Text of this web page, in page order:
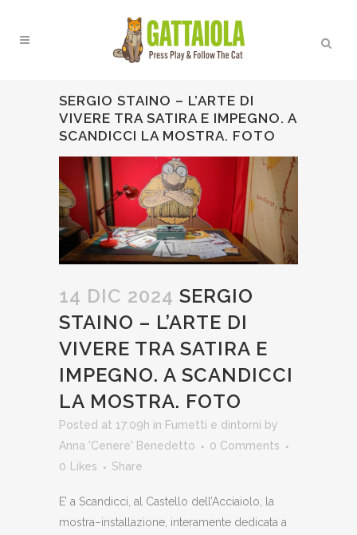
SERGIO STAINO – L’ARTE DI
VIVERE TRA SATIRA E IMPEGNO. A
SCANDICCI LA MOSTRA. FOTO
14 DIC 2024 SERGIO
STAINO – L’ARTE DI
VIVERE TRA SATIRA E
IMPEGNO. A SCANDICCI
LA MOSTRA. FOTO
Posted at 17:09h in Fumetti e dintorni by
Anna 'Cenere' Benedetto
0 Comments
0
Likes Share
E’ a Scandicci, al Castello dell’Acciaiolo, la
mostra–installazione, interamente dedicata a